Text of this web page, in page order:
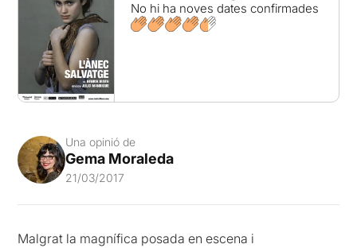
No hi ha noves dates confirmades
Una opinió de
Gema Moraleda
21/03/2017
Malgrat la magnífica posada en escena i